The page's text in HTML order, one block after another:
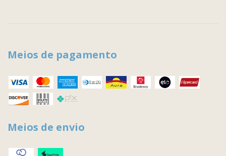
Meios de pagamento
Meios de envio